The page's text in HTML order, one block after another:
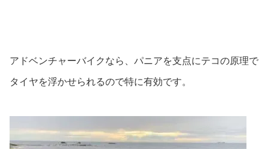
アドベンチャーバイクなら、パニアを支点にテコの原理で
タイヤを浮かせられるので特に有効です。